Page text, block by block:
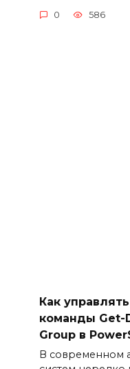
0 586
Как
команды Get-
Group в
В современном